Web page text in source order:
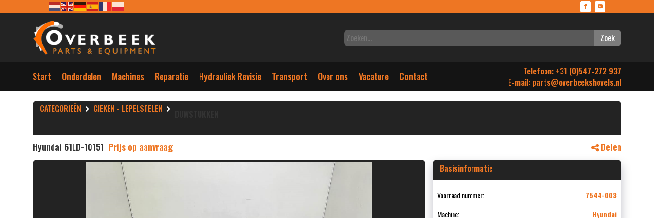
Zoek
Start Onderdelen Machines Reparatie Hydrauliek Revisie Transport Over ons Vacature Contact
Telefoon: +31 (0)547-272 937
E-mail: parts@overbeekshovels.nl
CATEGORIEËN GIEKEN - LEPELSTELEN
Hyundai 61LD-10151 Prijs op aanvraag Delen
Basisinformatie
Voorraad nummer:
7544-003
Machine:
Hyundai